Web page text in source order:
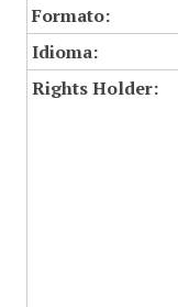
Formato:
Idioma:
Rights Holder: